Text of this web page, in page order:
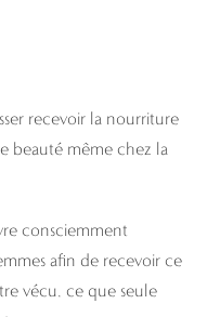
recevoir la nourriture
beauté même chez la
consciemment
afin de recevoir ce
vécu, ce que seule